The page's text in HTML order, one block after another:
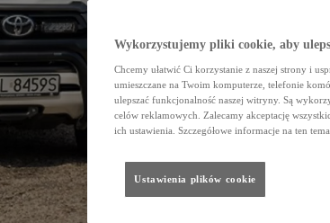
Wykorzystujemy pliki cookie, aby
Chcemy ułatwić Ci korzystanie z naszej strony i
umieszczane na Twoim komputerze, telefonie
ulepszać funkcjonalność naszej witryny. Są
celów reklamowych. Zalecamy akceptację
ich ustawienia. Szczegółowe informacje na ten
Ustawienia plików cookie